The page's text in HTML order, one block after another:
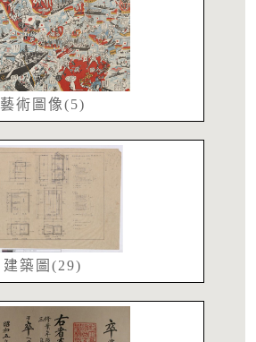
藝術圖像(5)
建築圖(29)